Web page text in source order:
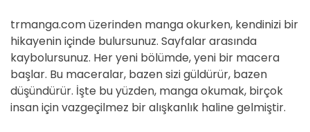
trmanga.com üzerinden manga okurken, kendinizi bir
hikayenin içinde bulursunuz. Sayfalar arasında
kaybolursunuz. Her yeni bölümde, yeni bir macera
başlar. Bu maceralar, bazen sizi güldürür, bazen
düşündürür. İşte bu yüzden, manga okumak, birçok
insan için vazgeçilmez bir alışkanlık haline gelmiştir.